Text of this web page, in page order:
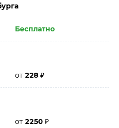
Бесплатно
от 228 ₽
от 2250 ₽